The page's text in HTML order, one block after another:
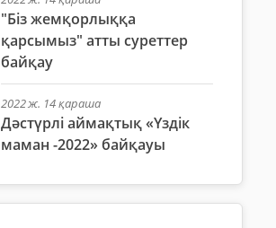
"Біз жемқорлыққа
қарсымыз" атты суреттер
байқау
2022 ж. 14 қараша
Дәстүрлі аймақтық «Үздік
маман -2022» байқауы